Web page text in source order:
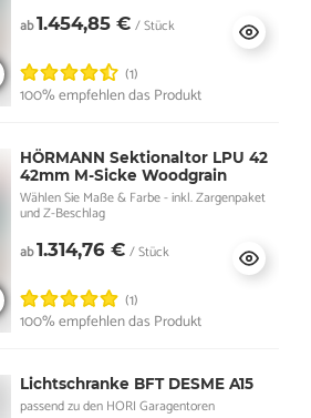
ab1.454,85 € / Stück
(1)
100% empfehlen das Produkt
HÖRMANN Sektionaltor LPU 42
42mm M-Sicke Woodgrain
Wählen Sie Maße & Farbe - inkl. Zargenpaket
und Z-Beschlag
ab1.314,76 € / Stück
(1)
100% empfehlen das Produkt
Lichtschranke BFT DESME A15
passend zu den HORI Garagentoren